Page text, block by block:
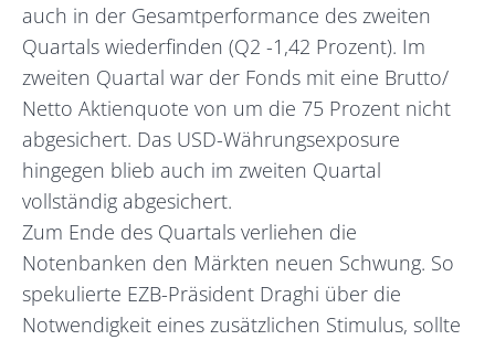
auch in der Gesamtperformance des zweiten
Quartals wiederfinden (Q2 -1,42 Prozent). Im
zweiten Quartal war der Fonds mit eine Brutto/
Netto Aktienquote von um die 75 Prozent nicht
abgesichert. Das USD-Währungsexposure
hingegen blieb auch im zweiten Quartal
vollständig abgesichert.
Zum Ende des Quartals verliehen die
Notenbanken den Märkten neuen Schwung. So
spekulierte EZB-Präsident Draghi über die
Notwendigkeit eines zusätzlichen Stimulus, sollte